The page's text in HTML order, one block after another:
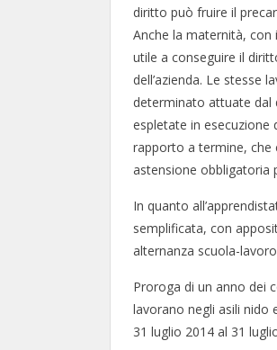
diritto può fruire il
Anche la maternità, con
utile a conseguire il
dell’azienda. Le stesse
determinato attuate dal
espletate in esecuzione
rapporto a termine, che
astensione obbligatoria
In quanto
semplificata, con
alternanza scuola-
Proroga di un anno dei
lavorano negli asili nido
31 luglio 2014 al 31